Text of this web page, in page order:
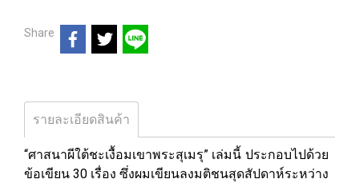
Share
รายละเอียดสินค้า
“ศาสนาผีใต้ชะเงื้อมเขาพระสุเมรุ” เล่มนี้ ประกอบไปด้วย
ข้อเขียน 30 เรื่อง ซึ่งผมเขียนลงมติชนสุดสัปดาห์ระหว่าง